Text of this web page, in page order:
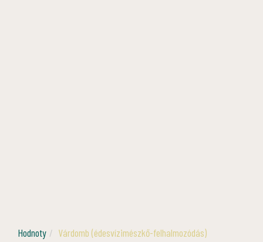
Hodnoty Várdomb (édesvízimészkő-felhalmozódás)